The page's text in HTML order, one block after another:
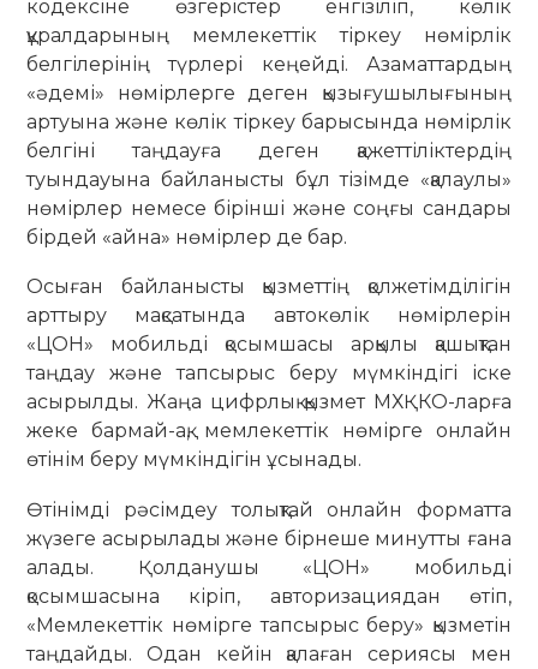
кодексіне өзгерістер енгізіліп, көлік
құралдарының мемлекеттік тіркеу нөмірлік
белгілерінің түрлері кеңейді. Азаматтардың
«әдемі» нөмірлерге деген қызығушылығының
артуына және көлік тіркеу барысында нөмірлік
белгіні таңдауға деген қажеттіліктердің
туындауына байланысты бұл тізімде «қалаулы»
нөмірлер немесе бірінші және соңғы сандары
бірдей «айна» нөмірлер де бар.
Осыған байланысты қызметтің қолжетімділігін
арттыру мақсатында автокөлік нөмірлерін
«ЦОН» мобильді қосымшасы арқылы қашықтан
таңдау және тапсырыс беру мүмкіндігі іске
асырылды. Жаңа цифрлық қызмет МХҚКО-ларға
жеке бармай-ақ, мемлекеттік нөмірге онлайн
өтінім беру мүмкіндігін ұсынады.
Өтінімді рәсімдеу толықтай онлайн форматта
жүзеге асырылады және бірнеше минутты ғана
алады. Қолданушы «ЦОН» мобильді
қосымшасына кіріп, авторизациядан өтіп,
«Мемлекеттік нөмірге тапсырыс беру» қызметін
таңдайды. Одан кейін қалаған сериясы мен